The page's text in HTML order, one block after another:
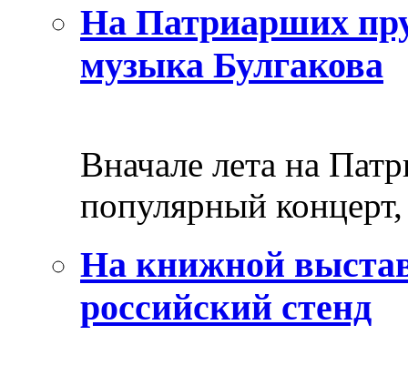
На Патриарших
музыка Булгакова
Вначале лета на
популярный
На книжной
российский стенд